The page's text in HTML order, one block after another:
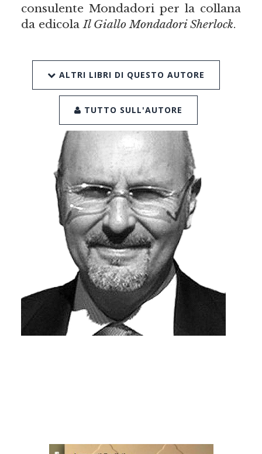
consulente Mondadori per la collana
da edicola Il Giallo Mondadori Sherlock.
ALTRI LIBRI DI QUESTO AUTORE
TUTTO SULL'AUTORE